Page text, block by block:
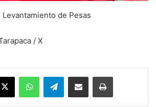
Levantamiento de Pesas
/ X
X WhatsAppTelegramEnviar vía email Imprimir